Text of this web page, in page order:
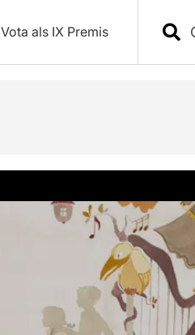
Vota als IX Premis